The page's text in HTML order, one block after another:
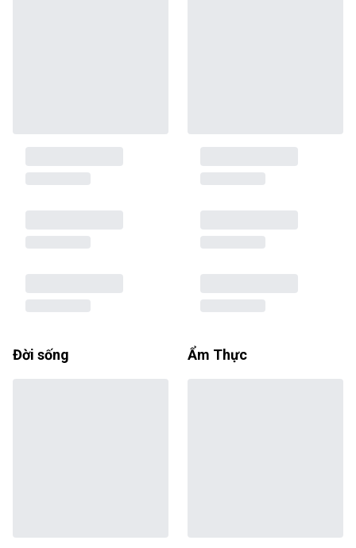
Đời sống Ẩm Thực